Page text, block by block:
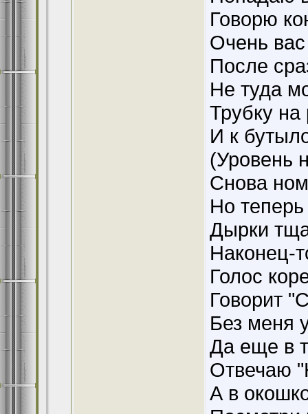
Говорю
Очень
После
Не туда
Трубку на
И к
(Уровень
Снова
Но
Дырки
Наконец-
Голос
Говорит
Без меня
Да еще в
Отвечаю
А в